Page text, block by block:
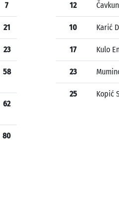
7
21
23
58
62
80
12
10 Karić
17 Kulo
23
25 Kopić